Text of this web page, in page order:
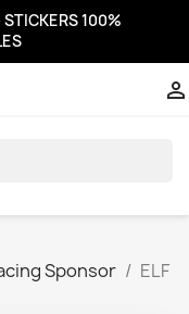
100%

Sponsor
ELF